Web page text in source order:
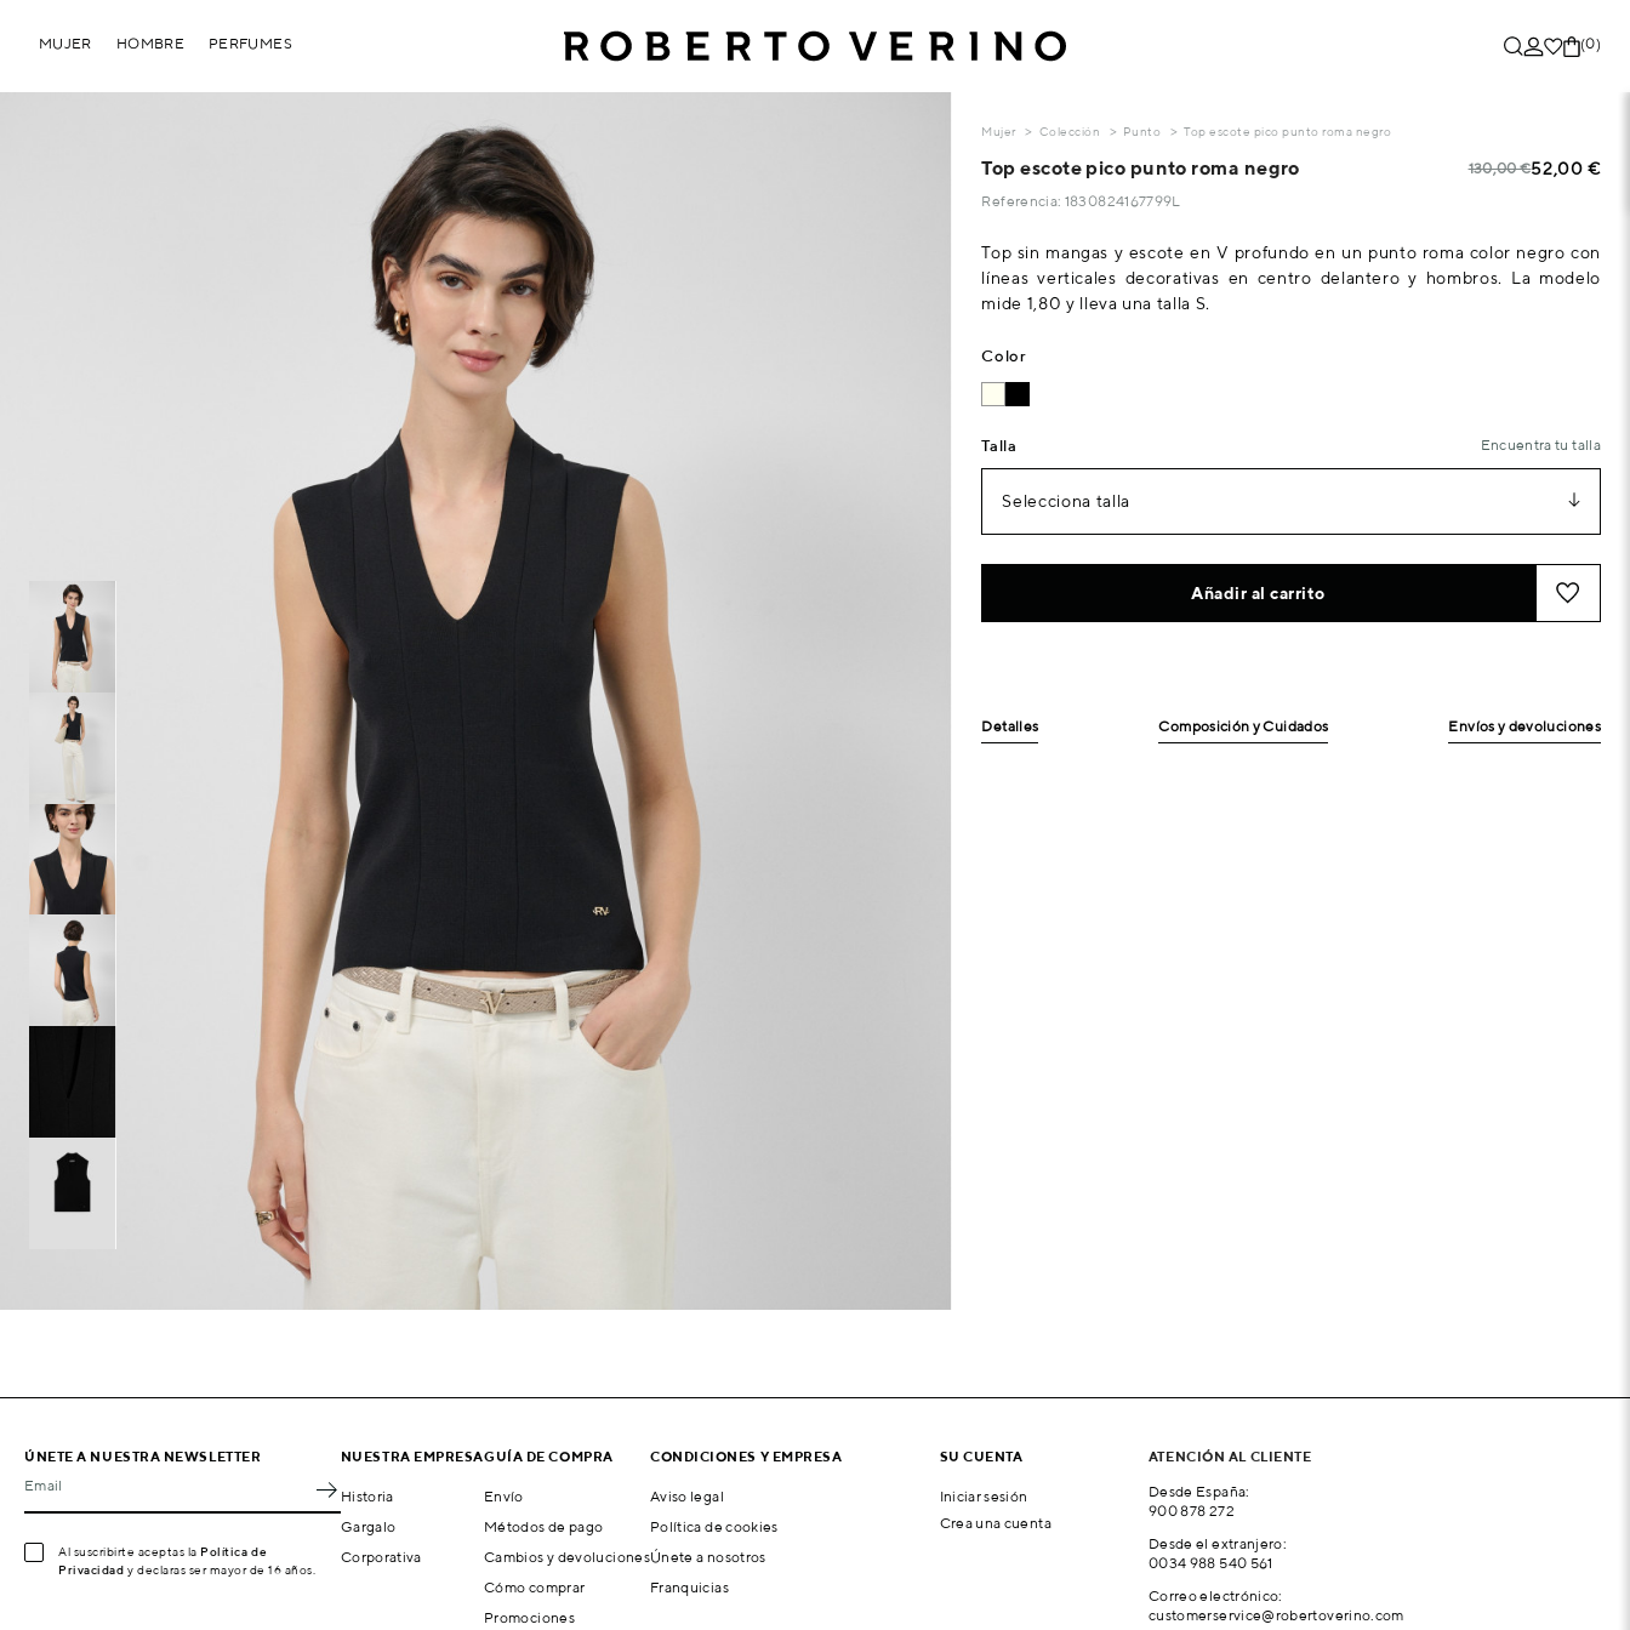
(0)
MUJER HOMBRE PERFUMES
Mujer Colección Punto Top escote pico punto roma negro
Top escote pico punto roma negro 130,00 €52,00 €
Referencia: 1830824167799L
Top sin mangas y escote en V profundo en un punto roma color negro con
líneas verticales decorativas en centro delantero y hombros. La modelo
mide 1,80 y lleva una talla S.
Color
Talla Encuentra tu talla
Selecciona talla
Añadir al carrito
Detalles Composición y Cuidados Envíos y devoluciones
ÚNETE A NUESTRA NEWSLETTER
Email
Al suscribirte aceptas la Política de
Privacidad y declaras ser mayor de 16 años.
NUESTRA EMPRESA
Historia
Gargalo
Corporativa
GUÍA DE COMPRA
Envío
Métodos de pago
Cambios y devoluciones
Cómo comprar
Promociones
CONDICIONES Y EMPRESA
Aviso legal
Política de cookies
Únete a nosotros
Franquicias
SU CUENTA
Iniciar sesión
Crea una cuenta
ATENCIÓN AL CLIENTE
Desde España:
900 878 272
Desde el extranjero:
0034 988 540 561
Correo electrónico:
customerservice@robertoverino.com